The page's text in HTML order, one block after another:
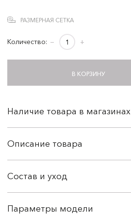
РАЗМЕРНАЯ СЕТКА
Количество: − +
В КОРЗИНУ
Наличие товара в магазинах
Описание товара
Состав и уход
Параметры модели